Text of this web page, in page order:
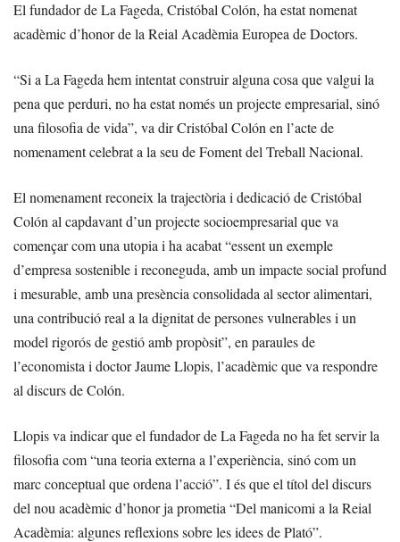
El fundador de La Fageda, Cristóbal Colón, ha estat nomenat
acadèmic d’honor de la Reial Acadèmia Europea de Doctors.
“Si a La Fageda hem intentat construir alguna cosa que valgui la
pena que perduri, no ha estat només un projecte empresarial, sinó
una filosofia de vida”, va dir Cristóbal Colón en l’acte de
nomenament celebrat a la seu de Foment del Treball Nacional.
El nomenament reconeix la trajectòria i dedicació de Cristóbal
Colón al capdavant d’un projecte socioempresarial que va
començar com una utopia i ha acabat “essent un exemple
d’empresa sostenible i reconeguda, amb un impacte social profund
i mesurable, amb una presència consolidada al sector alimentari,
una contribució real a la dignitat de persones vulnerables i un
model rigorós de gestió amb propòsit”, en paraules de
l’economista i doctor Jaume Llopis, l’acadèmic que va respondre
al discurs de Colón.
Llopis va indicar que el fundador de La Fageda no ha fet servir la
filosofia com “una teoria externa a l’experiència, sinó com un
marc conceptual que ordena l’acció”. I és que el títol del discurs
del nou acadèmic d’honor ja prometia “Del manicomi a la Reial
Acadèmia: algunes reflexions sobre les idees de Plató”.